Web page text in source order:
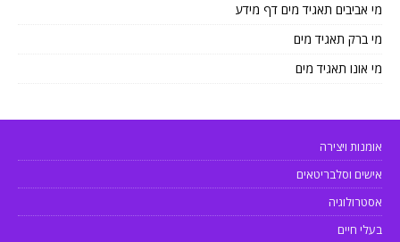
מי אביבים תאגיד מים דף מידע
מי ברק תאגיד מים
מי אונו תאגיד מים
אומנות ויצירה
אישים וסלבריטאים
אסטרולוגיה
בעלי חיים